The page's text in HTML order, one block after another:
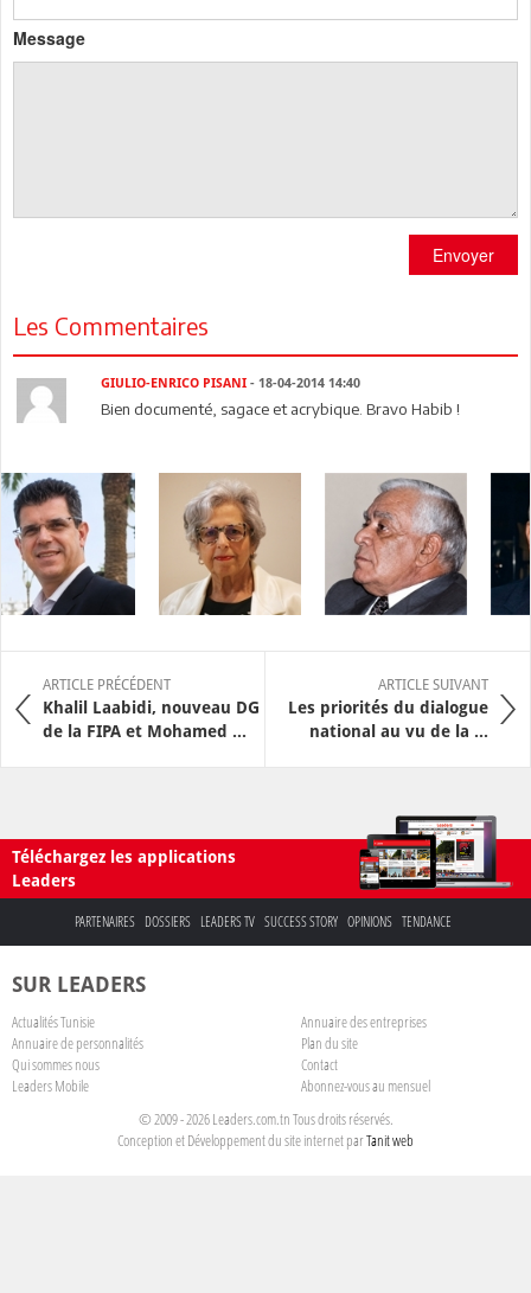
Message
Envoyer
Les Commentaires
GIULIO-ENRICO PISANI - 18-04-2014 14:40
Bien documenté, sagace et acrybique. Bravo Habib !
ARTICLE PRÉCÉDENT
Khalil Laabidi, nouveau DG
de la FIPA et Mohamed ...
ARTICLE SUIVANT
Les priorités du dialogue
national au vu de la ...
Téléchargez les applications
Leaders
PARTENAIRES DOSSIERS LEADERS TV SUCCESS STORY OPINIONS TENDANCE
SUR LEADERS
Actualités Tunisie
Annuaire des entreprises
Annuaire de personnalités
Plan du site
Qui sommes nous
Contact
Leaders Mobile
Abonnez-vous au mensuel
© 2009 - 2026 Leaders.com.tn Tous droits réservés.
Conception et Développement du site internet parTanit web